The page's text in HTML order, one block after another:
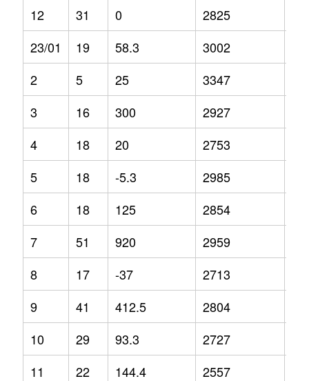
12
31 0 2825
23/01
19 58.3 3002
2
5 25 3347
3
16 300 2927
4
18 20 2753
5
18 -5.3 2985
6
18 125 2854
7
51 920 2959
8
17 -37 2713
9
41 412.5 2804
10
29 93.3 2727
11
22 144.4 2557